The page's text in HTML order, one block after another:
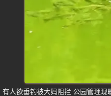
有人欲垂钓被大妈阻拦 公园管理现